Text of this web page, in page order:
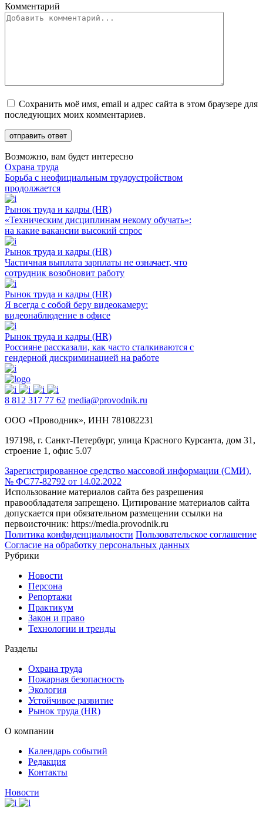
Комментарий
Сохранить моё имя, email и адрес сайта в этом браузере для
последующих моих комментариев.
Возможно, вам будет интересно
Охрана труда
Борьба с неофициальным трудоустройством
продолжается
Рынок труда и кадры (HR)
«Техническим дисциплинам некому обучать»:
на какие вакансии высокий спрос
Рынок труда и кадры (HR)
Частичная выплата зарплаты не означает, что
сотрудник возобновит работу
Рынок труда и кадры (HR)
Я всегда с собой беру видеокамеру:
видеонаблюдение в офисе
Рынок труда и кадры (HR)
Россияне рассказали, как часто сталкиваются с
гендерной дискриминацией на работе
8 812 317 77 62 media@provodnik.ru
ООО «Проводник», ИНН 781082231
197198, г. Санкт-Петербург, улица Красного Курсанта, дом 31,
строение 1, офис 5.07
Зарегистрированное средство массовой информации (СМИ),
№ ФС77-82792 от 14.02.2022
Использование материалов сайта без разрешения
правообладателя запрещено. Цитирование материалов сайта
допускается при обязательном размещении ссылки на
первоисточник: https://media.provodnik.ru
Политика конфиденциальности Пользовательское соглашение
Согласие на обработку персональных данных
Рубрики
Новости
Персона
Репортажи
Практикум
Закон и право
Технологии и тренды
Разделы
Охрана труда
Пожарная безопасность
Экология
Устойчивое развитие
Рынок труда (HR)
О компании
Календарь событий
Редакция
Контакты
Новости